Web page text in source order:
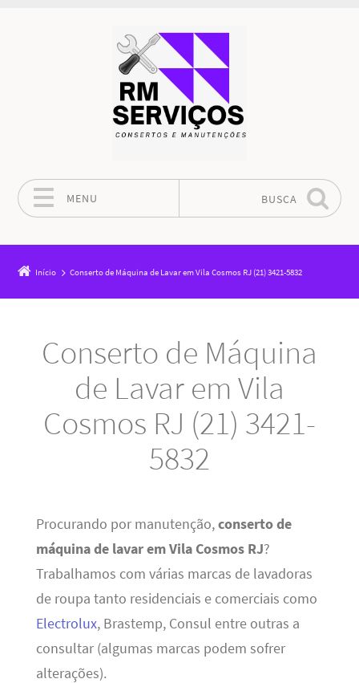
MENU BUSCA
Início Conserto de Máquina de Lavar em Vila Cosmos RJ (21) 3421-5832
Conserto de Máquina
de Lavar em Vila
Cosmos RJ (21) 3421-
5832
Procurando por manutenção,conserto de
máquina de lavar em Vila Cosmos RJ?
Trabalhamos com várias marcas de lavadoras
de roupa tanto residenciais e comerciais como
Electrolux, Brastemp, Consul entre outras a
consultar (algumas marcas podem sofrer
alterações).